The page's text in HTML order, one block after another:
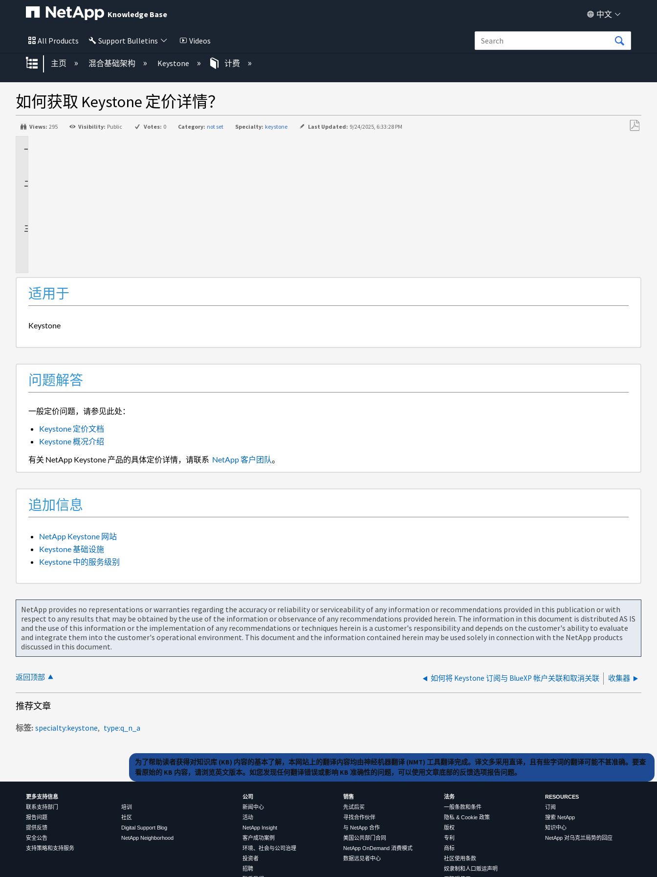
Knowledge Base 中文
All Products Support Bulletins Videos
扩展/隐缩全局层次
主页 混合基础架构 Keystone 计费
如何获取 Keystone 定价详情？
Views: 295 Visibility: Public Votes: 0 Category: not set Specialty: keystone Last Updated: 9/24/2025, 6:33:28 PM
适用于
Keystone
问题解答
一般定价问题，请参见此处：
Keystone 定价文档
Keystone 概况介绍
有关 NetApp Keystone 产品的具体定价详情，请联系 NetApp 客户团队 。
追加信息
NetApp Keystone 网站
Keystone 基础设施
Keystone 中的服务级别
NetApp provides no representations or warranties regarding the accuracy or reliability or serviceability of any information or recommendations provided in this publication or with
respect to any results that may be obtained by the use of the information or observance of any recommendations provided herein. The information in this document is distributed AS IS
and the use of this information or the implementation of any recommendations or techniques herein is a customer's responsibility and depends on the customer's ability to evaluate
and integrate them into the customer's operational environment. This document and the information contained herein may be used solely in connection with the NetApp products
discussed in this document.
返回顶部 如何将 Keystone 订阅与 BlueXP 帐户关联和取消关联 收集器
推荐文章
标签 specialty:keystone type:q_n_a
为了帮助读者获得对知识库 (KB) 内容的基本了解，本网站上的翻译内容均由神经机器翻译 (NMT) 工具翻译完成。译文多采用直译，且有些字词的翻译可能不甚准确。要查
看原始的 KB 内容，请浏览英文版本。如您发现任何翻译错误或影响 KB 准确性的问题，可以使用文章底部的反馈选项报告问题。
更多支持信息
联系支持部门
报告问题
提供反馈
安全公告
支持策略和支持服务
培训
社区
Digital Support Blog
NetApp Neighborhood
公司
新闻中心
活动
NetApp Insight
客户成功案例
环境、社会与公司治理
投资者
招聘
销售
先试后买
寻找合作伙伴
与 NetApp 合作
美国公共部门合同
NetApp OnDemand 消费模式
数据远见者中心
法务
一般条款和条件
隐私 & Cookie 政策
版权
专利
商标
社区使用条款
奴隶制和人口贩运声明
RESOURCES
订阅
搜索 NetApp
知识中心
NetApp 对乌克兰局势的回应